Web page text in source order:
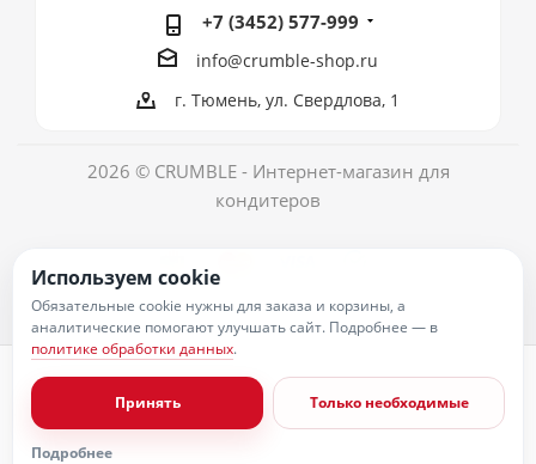
+7 (3452) 577-999
info@crumble-shop.ru
г. Тюмень, ул. Свердлова, 1
2026 © CRUMBLE - Интернет-магазин для
кондитеров
Согласие на обработку персональных данных
Публичная оферта
Пользовательское соглашение
Условия оплаты
Используем cookie
Обязательные cookie нужны для заказа и корзины, а
аналитические помогают улучшать сайт. Подробнее — в
политике обработки данных.
Принять Только необходимые
Подробнее